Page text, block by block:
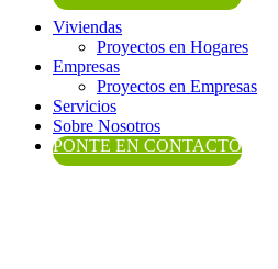
Viviendas
Proyectos en Hogares
Empresas
Proyectos en Empresas
Servicios
Sobre Nosotros
PONTE EN CONTACTO